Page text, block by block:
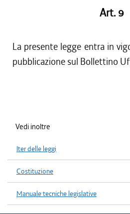
Art. 9
La presente legge entra in
pubblicazione sul Bollettino
Vedi inoltre
Iter delle leggi
Costituzione
Manuale tecniche legislative